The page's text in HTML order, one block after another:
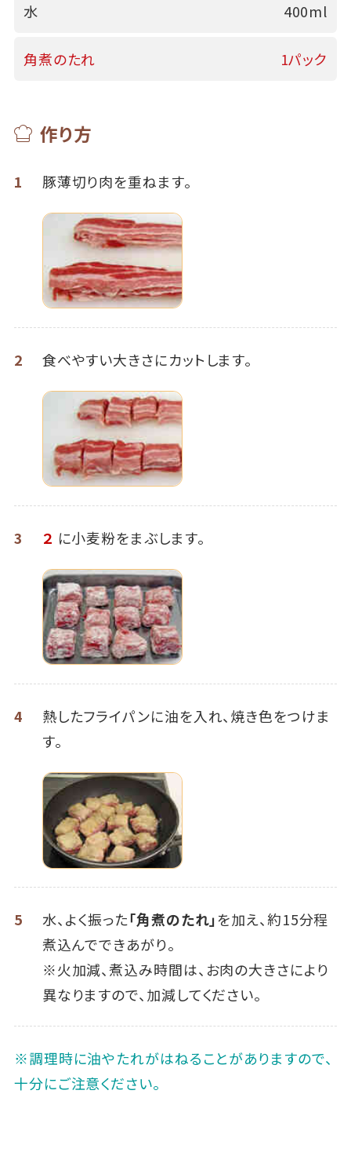
水 400ml
角煮のたれ 1パック
作り方
1 豚薄切り肉を重ねます。
2 食べやすい大きさにカットします。
3 ２ に小麦粉をまぶします。
4
熱したフライパンに油を入れ、焼き色をつけま
す。
5 水、よく振った「角煮のたれ」を加え、約15分程
煮込んでできあがり。
※火加減、煮込み時間は、お肉の大きさにより
異なりますので、加減してください。
※調理時に油やたれがはねることがありますので、
十分にご注意ください。